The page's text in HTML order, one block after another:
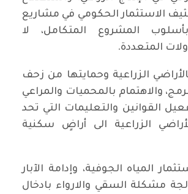
الاستثمار الحكومي في مشاريع
المشروع المتكامل، لا
المتعددة.
بالأراضي الزراعية وحمايتها من زحف
والاهتمام بالمحميات والمراعي
القوانين والتعليمات التي تحد
الزراعية الى أراضٍ سكنية
المياه الجوفية، وإدامة الآبار
مشكلة السقي والارواء بادخال